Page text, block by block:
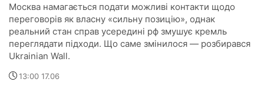
Москва намагається подати можливі контакти щодо
переговорів як власну «сильну позицію», однак
реальний стан справ усередині рф змушує кремль
переглядати підходи. Що саме змінилося — розбирався
Ukrainian Wall.
13:00 17.06